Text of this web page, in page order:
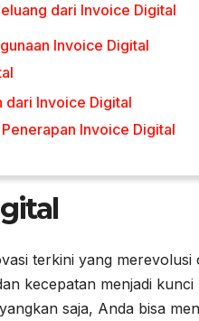
dari Invoice Digital
Invoice Digital
dari Invoice Digital
Invoice Digital
terkini yang
kecepatan menjadi
saja, Anda bisa